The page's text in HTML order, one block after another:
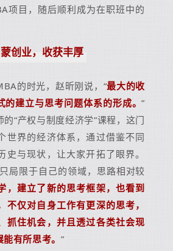
项目，随后顺利成为在职班中的
创业，收获丰厚
的时光，赵昕刚说，“最大的收
的建立与思考问题体系的形成。”
“产权与制度经济学”课程，这门
世界的经济体系，通过借鉴不同
史与现状，让大家开拓了眼界。
局限于自己的领域，思路相对较
，建立了新的思考框架，也看到
不仅对自身工作有更深的思考，
抓住机会，并且透过各类社会现
有所思考。 ”